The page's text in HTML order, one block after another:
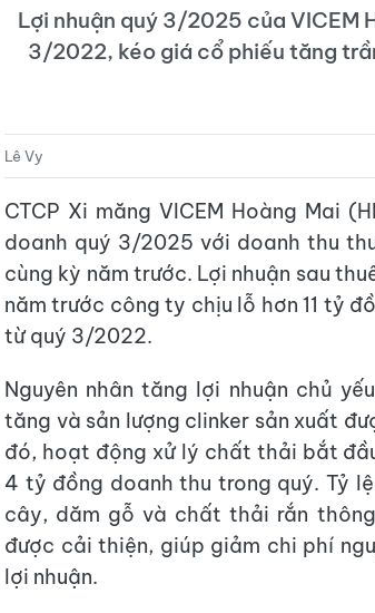
Lợi nhuận quý 3/2025 của VICEM
3/2022, kéo giá cổ phiếu tăng
Lê Vy
CTCP Xi măng VICEM Hoàng Mai
doanh quý 3/2025 với doanh thu
cùng kỳ năm trước. Lợi nhuận sau
năm trước công ty chịu lỗ hơn 11 tỷ
từ quý 3/2022.
Nguyên nhân tăng lợi nhuận chủ
tăng và sản lượng clinker sản xuất
đó, hoạt động xử lý chất thải bắt
4 tỷ đồng doanh thu trong quý. Tỷ
cây, dăm gỗ và chất thải rắn
được cải thiện, giúp giảm chi phí
lợi nhuận.